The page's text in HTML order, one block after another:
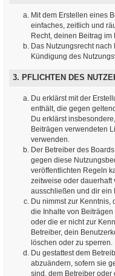
Mit dem Erstellen eines
einfaches, zeitlich und
Recht, deinen Beitrag
Das Nutzungsrecht
Kündigung des
3. PFLICHTEN DES
Du erklärst mit der
enthält, die gegen
Du erklärst
Beiträgen verwendeten
verwenden.
Der Betreiber des
gegen diese
veröffentlichten Regeln
zeitweise oder dauerhaft
ausschließen und dir ein
Du nimmst zur Kenntnis,
die Inhalte von
oder die er nicht zur
Betreiber, dein
löschen oder zu sperren.
Du gestattest dem
abzuändern, sofern sie
sind, dem Betreiber oder